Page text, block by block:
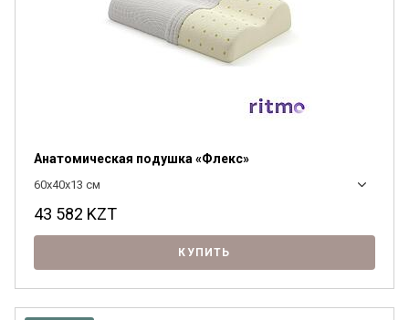
Анатомическая подушка «Флекс»
60x40x13 см
43 582 KZT
КУПИТЬ